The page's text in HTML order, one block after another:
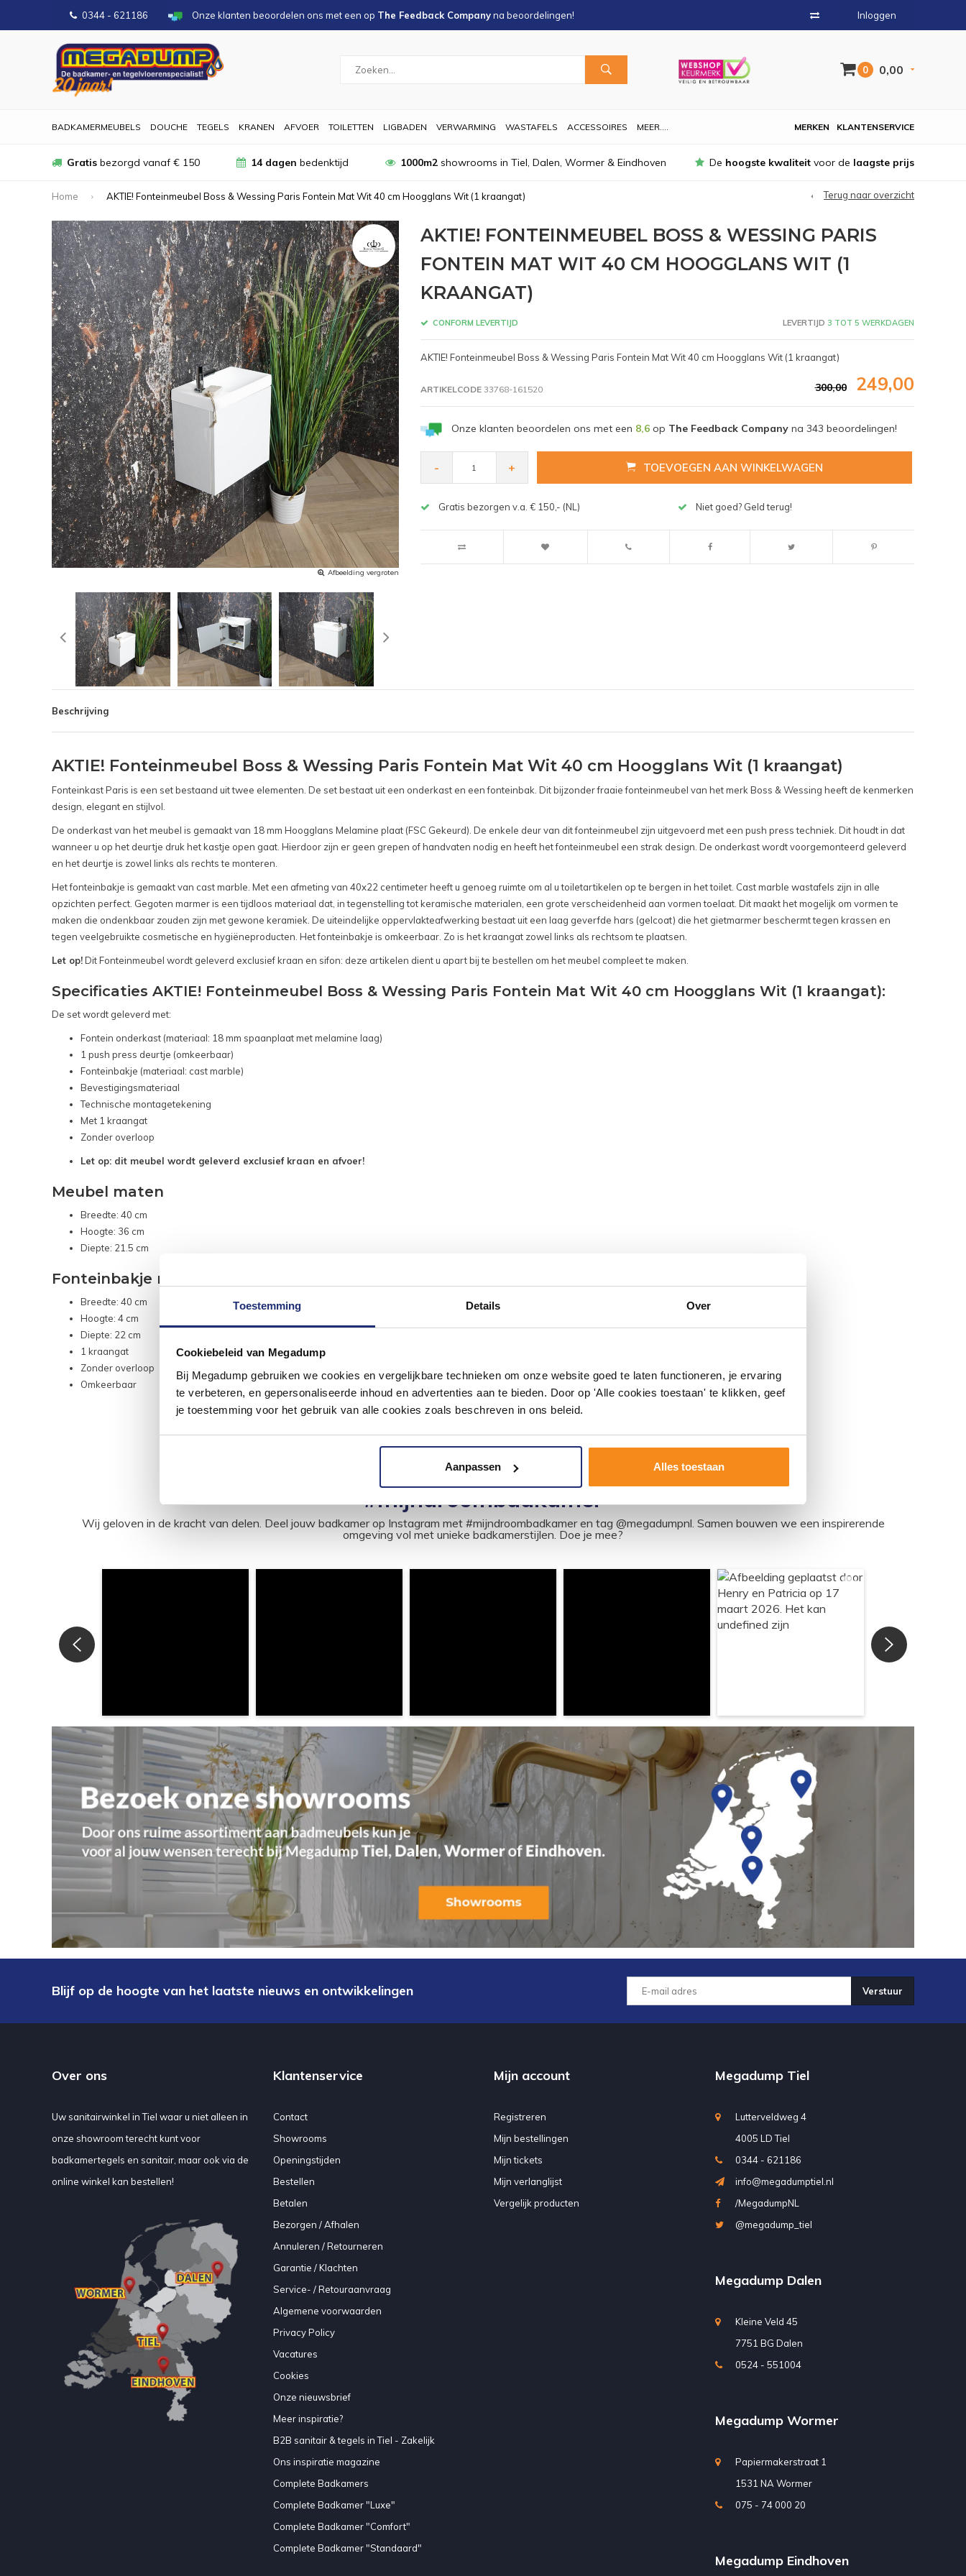
Toestemming Details Over
Cookiebeleid van Megadump
Bij Megadump gebruiken we cookies en vergelijkbare technieken om onze website goed te laten functioneren, je ervaring
te verbeteren, en gepersonaliseerde inhoud en advertenties aan te bieden. Door op 'Alle cookies toestaan' te klikken, geef
je toestemming voor het gebruik van alle cookies zoals beschreven in ons beleid.
Aanpassen Alles toestaan
0344 - 621186 Onze klanten beoordelen ons met een op The Feedback Companyna beoordelingen! Inloggen
0 0,00
BADKAMERMEUBELS DOUCHE TEGELS KRANEN AFVOER TOILETTEN LIGBADEN VERWARMING WASTAFELS ACCESSOIRES MEER.... KLANTENSERVICE
MERKEN
Gratis bezorgd vanaf € 150 14 dagen bedenktijd 1000m2showrooms in Tiel, Dalen, Wormer & Eindhoven De hoogste kwaliteit voor de laagste prijs
Home AKTIE! Fonteinmeubel Boss & Wessing Paris Fontein Mat Wit 40 cm Hoogglans Wit (1 kraangat) Terug naar overzicht
Afbeelding vergroten
AKTIE! FONTEINMEUBEL BOSS & WESSING PARIS
FONTEIN MAT WIT 40 CM HOOGGLANS WIT (1
KRAANGAT)
CONFORM LEVERTIJD LEVERTIJD 3 TOT 5 WERKDAGEN
AKTIE! Fonteinmeubel Boss & Wessing Paris Fontein Mat Wit 40 cm Hoogglans Wit (1 kraangat)
ARTIKELCODE33768-161520 300,00 249,00
Onze klanten beoordelen ons met een 8,6op The Feedback Companyna 343 beoordelingen!
- + TOEVOEGEN AAN WINKELWAGEN
Gratis bezorgen v.a. € 150,- (NL) Niet goed? Geld terug!
Beschrijving
AKTIE! Fonteinmeubel Boss & Wessing Paris Fontein Mat Wit 40 cm Hoogglans Wit (1 kraangat)
Fonteinkast Paris is een set bestaand uit twee elementen. De set bestaat uit een onderkast en een fonteinbak. Dit bijzonder fraaie fonteinmeubel van het merk Boss & Wessing heeft de kenmerken
design, elegant en stijlvol.
De onderkast van het meubel is gemaakt van 18 mm Hoogglans Melamine plaat (FSC Gekeurd). De enkele deur van dit fonteinmeubel zijn uitgevoerd met een push press techniek. Dit houdt in dat
wanneer u op het deurtje druk het kastje open gaat. Hierdoor zijn er geen grepen of handvaten nodig en heeft het fonteinmeubel een strak design. De onderkast wordt voorgemonteerd geleverd
en het deurtje is zowel links als rechts te monteren.
Het fonteinbakje is gemaakt van cast marble. Met een afmeting van 40x22 centimeter heeft u genoeg ruimte om al u toiletartikelen op te bergen in het toilet. Cast marble wastafels zijn in alle
opzichten perfect. Gegoten marmer is een tijdloos materiaal dat, in tegenstelling tot keramische materialen, een grote verscheidenheid aan vormen toelaat. Dit maakt het mogelijk om vormen te
maken die ondenkbaar zouden zijn met gewone keramiek. De uiteindelijke oppervlakteafwerking bestaat uit een laag geverfde hars (gelcoat) die het gietmarmer beschermt tegen krassen en
tegen veelgebruikte cosmetische en hygiëneproducten. Het fonteinbakje is omkeerbaar. Zo is het kraangat zowel links als rechtsom te plaatsen.
Let op!Dit Fonteinmeubel wordt geleverd exclusief kraan en sifon: deze artikelen dient u apart bij te bestellen om het meubel compleet te maken.
Specificaties AKTIE! Fonteinmeubel Boss & Wessing Paris Fontein Mat Wit 40 cm Hoogglans Wit (1 kraangat):
De set wordt geleverd met:
Fontein onderkast (materiaal: 18 mm spaanplaat met melamine laag)
1 push press deurtje (omkeerbaar)
Fonteinbakje (materiaal: cast marble)
Bevestigingsmateriaal
Technische montagetekening
Met 1 kraangat
Zonder overloop
Let op: dit meubel wordt geleverd exclusief kraan en afvoer!
Meubel maten
Breedte: 40 cm
Hoogte: 36 cm
Diepte: 21.5 cm
Fonteinbakje maten:
Breedte: 40 cm
Hoogte: 4 cm
Diepte: 22 cm
1 kraangat
Zonder overloop
Omkeerbaar
#mijndroombadkamer
Wij geloven in de kracht van delen. Deel jouw badkamer op Instagram met #mijndroombadkamer en tag @megadumpnl. Samen bouwen we een inspirerende
omgeving vol met unieke badkamerstijlen. Doe je mee?
Blijf op de hoogte van het laatste nieuws en ontwikkelingen Verstuur
Over ons
Uw sanitairwinkel in Tiel waar u niet alleen in
onze showroom terecht kunt voor
badkamertegels en sanitair, maar ook via de
online winkel kan bestellen!
Klantenservice
Contact
Showrooms
Openingstijden
Bestellen
Betalen
Bezorgen / Afhalen
Annuleren / Retourneren
Garantie / Klachten
Service- / Retouraanvraag
Algemene voorwaarden
Privacy Policy
Vacatures
Cookies
Onze nieuwsbrief
Meer inspiratie?
B2B sanitair & tegels in Tiel - Zakelijk
Ons inspiratie magazine
Complete Badkamers
Complete Badkamer "Luxe"
Complete Badkamer "Comfort"
Complete Badkamer "Standaard"
Mijn account
Registreren
Mijn bestellingen
Mijn tickets
Mijn verlanglijst
Vergelijk producten
Megadump Tiel
Lutterveldweg 4
4005 LD Tiel
0344 - 621186
info@megadumptiel.nl
/MegadumpNL
@megadump_tiel
Megadump Dalen
Kleine Veld 45
7751 BG Dalen
0524 - 551004
Megadump Wormer
Papiermakerstraat 1
1531 NA Wormer
075 - 74 000 20
Megadump Eindhoven